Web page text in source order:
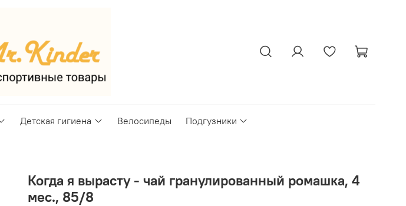
Детская гигиена Велосипеды Подгузники
Когда я вырасту - чай гранулированный ромашка, 4
мес., 85/8